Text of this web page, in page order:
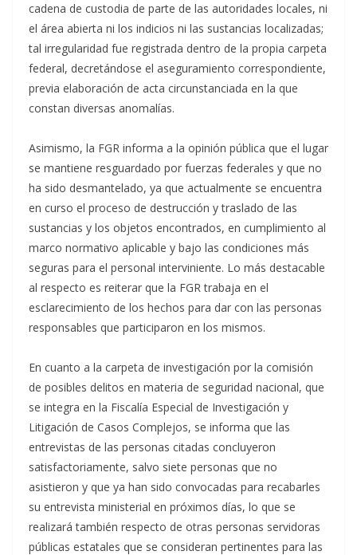
cadena de custodia de parte de las autoridades locales, ni
el área abierta ni los indicios ni las sustancias localizadas;
tal irregularidad fue registrada dentro de la propia carpeta
federal, decretándose el aseguramiento correspondiente,
previa elaboración de acta circunstanciada en la que
constan diversas anomalías.
Asimismo, la FGR informa a la opinión pública que el lugar
se mantiene resguardado por fuerzas federales y que no
ha sido desmantelado, ya que actualmente se encuentra
en curso el proceso de destrucción y traslado de las
sustancias y los objetos encontrados, en cumplimiento al
marco normativo aplicable y bajo las condiciones más
seguras para el personal interviniente. Lo más destacable
al respecto es reiterar que la FGR trabaja en el
esclarecimiento de los hechos para dar con las personas
responsables que participaron en los mismos.
En cuanto a la carpeta de investigación por la comisión
de posibles delitos en materia de seguridad nacional, que
se integra en la Fiscalía Especial de Investigación y
Litigación de Casos Complejos, se informa que las
entrevistas de las personas citadas concluyeron
satisfactoriamente, salvo siete personas que no
asistieron y que ya han sido convocadas para recabarles
su entrevista ministerial en próximos días, lo que se
realizará también respecto de otras personas servidoras
públicas estatales que se consideran pertinentes para las